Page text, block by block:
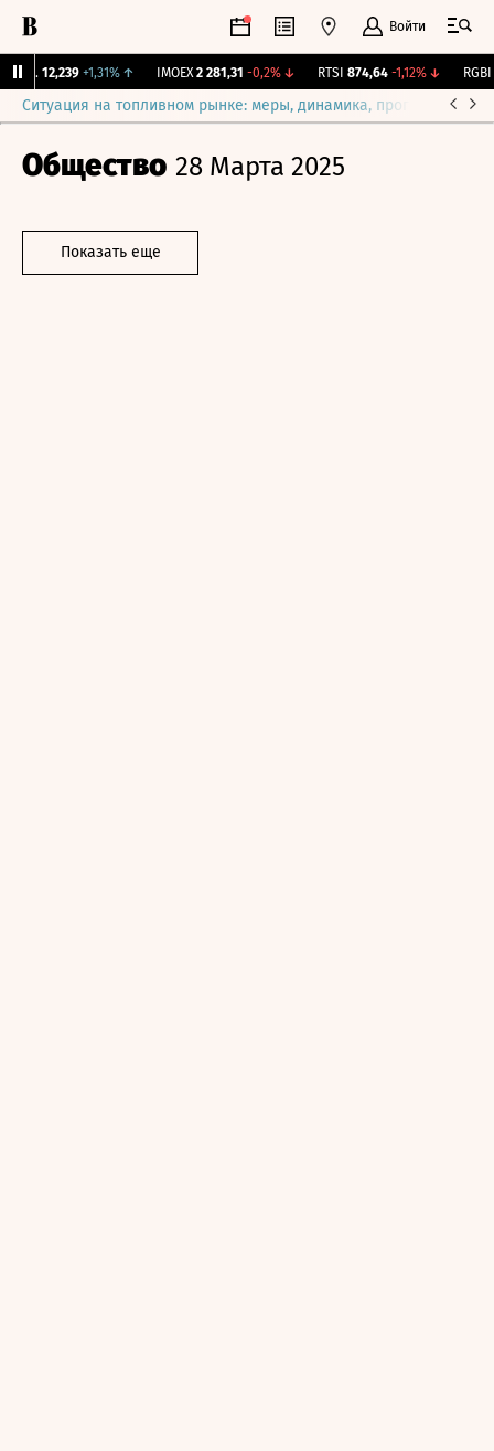
Войти
12,239 +1,31% ↑ IMOEX 2 281,31 -0,2%↓ RTSI 874,64 -1,12%↓ RGBI
Ситуация на топливном рынке: меры, динамика, прогнозы
Общество 28 Марта 2025
Показать еще